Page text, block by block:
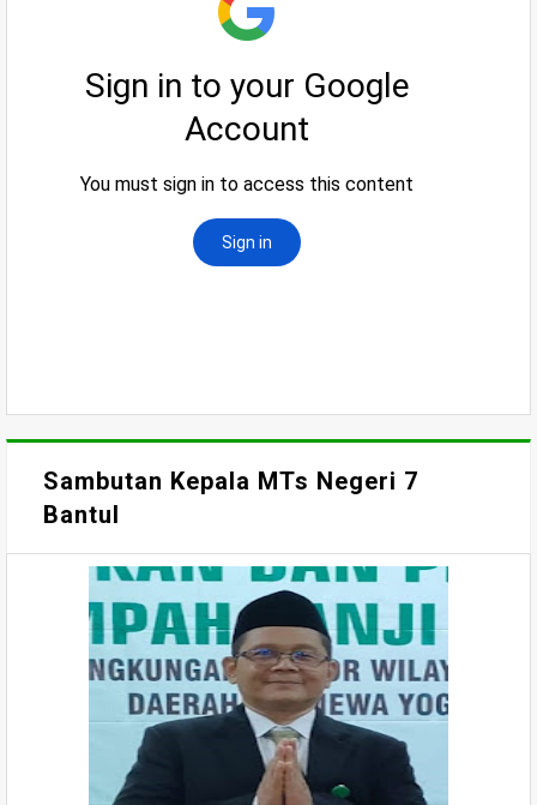
Sambutan Kepala MTs Negeri 7
Bantul